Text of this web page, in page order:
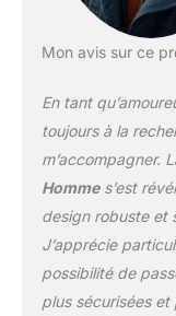
Mon avis sur ce
En tant
toujours à la
m’accompagner.
Hommes’est
design robuste et
J’apprécie
possibilité de
plus sécurisées